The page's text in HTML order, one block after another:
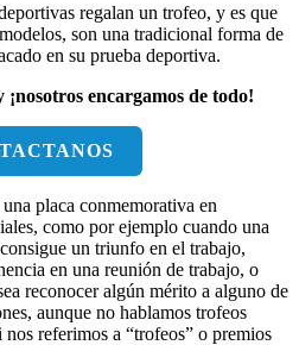
regalan un trofeo, y es que
son una tradicional forma de
en su prueba deportiva.
¡nosotros encargamos de todo!
placa conmemorativa en
como por ejemplo cuando una
un triunfo en el trabajo,
en una reunión de trabajo, o
reconocer algún mérito a alguno de
aunque no hablamos trofeos
referimos a “trofeos” o premios